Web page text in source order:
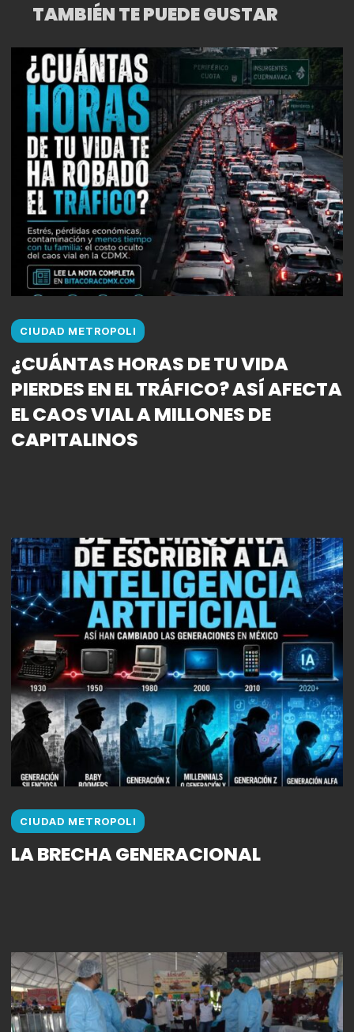
TAMBIÉN TE PUEDE GUSTAR
CIUDAD METROPOLI
¿CUÁNTAS HORAS DE TU VIDA
PIERDES EN EL TRÁFICO? ASÍ AFECTA
EL CAOS VIAL A MILLONES DE
CAPITALINOS
CIUDAD METROPOLI
LA BRECHA GENERACIONAL